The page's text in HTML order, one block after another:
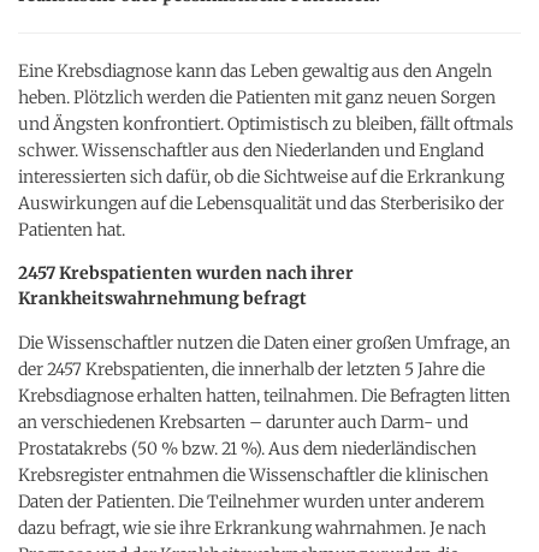
Eine Krebsdiagnose kann das Leben gewaltig aus den Angeln
heben. Plötzlich werden die Patienten mit ganz neuen Sorgen
und Ängsten konfrontiert. Optimistisch zu bleiben, fällt oftmals
schwer. Wissenschaftler aus den Niederlanden und England
interessierten sich dafür, ob die Sichtweise auf die Erkrankung
Auswirkungen auf die Lebensqualität und das Sterberisiko der
Patienten hat.
2457 Krebspatienten wurden nach ihrer
Krankheitswahrnehmung befragt
Die Wissenschaftler nutzen die Daten einer großen Umfrage, an
der 2457 Krebspatienten, die innerhalb der letzten 5 Jahre die
Krebsdiagnose erhalten hatten, teilnahmen. Die Befragten litten
an verschiedenen Krebsarten – darunter auch Darm- und
Prostatakrebs (50 % bzw. 21 %). Aus dem niederländischen
Krebsregister entnahmen die Wissenschaftler die klinischen
Daten der Patienten. Die Teilnehmer wurden unter anderem
dazu befragt, wie sie ihre Erkrankung wahrnahmen. Je nach